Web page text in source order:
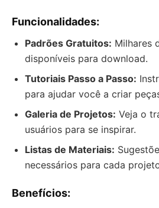
Funcionalidades:
Padrões Gratuitos: Milhares
disponíveis para download.
Tutoriais Passo a Passo:
para ajudar você a criar
Galeria de Projetos: Veja o
usuários para se inspirar.
Listas de Materiais:
necessários para cada
Benefícios: